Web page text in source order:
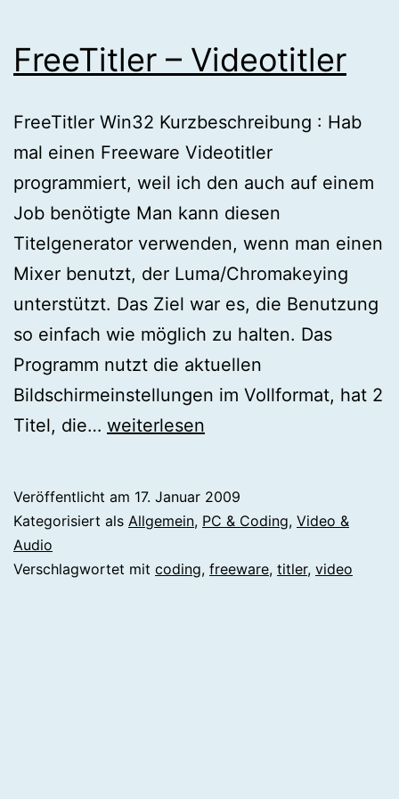
FreeTitler – Videotitler
FreeTitler Win32 Kurzbeschreibung : Hab
mal einen Freeware Videotitler
programmiert, weil ich den auch auf einem
Job benötigte Man kann diesen
Titelgenerator verwenden, wenn man einen
Mixer benutzt, der Luma/Chromakeying
unterstützt. Das Ziel war es, die Benutzung
so einfach wie möglich zu halten. Das
Programm nutzt die aktuellen
Bildschirmeinstellungen im Vollformat, hat 2
Titel, die… FreeTitler
weiterlesen
Veröffentlicht am 17. Januar 2009
Kategorisiert als Allgemein, PC & Coding, Video &
Audio
Verschlagwortet mit coding, freeware, titler, video